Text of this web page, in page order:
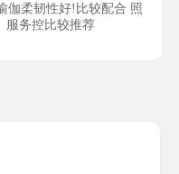
伽柔韧性好!比较配合 照
服务控比较推荐